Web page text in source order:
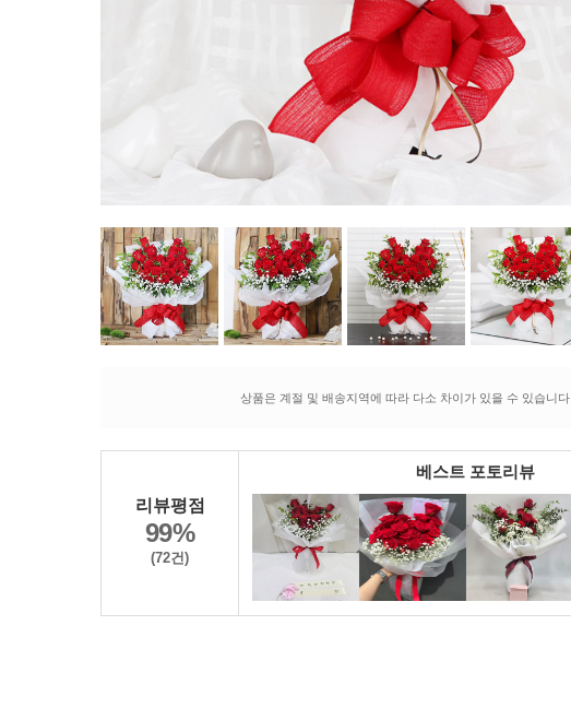
상품은 계절 및 배송지역에 따라 다소 차이가 있을 수 있습니다.
리뷰평점
99%
(72건)
베스트 포토리뷰